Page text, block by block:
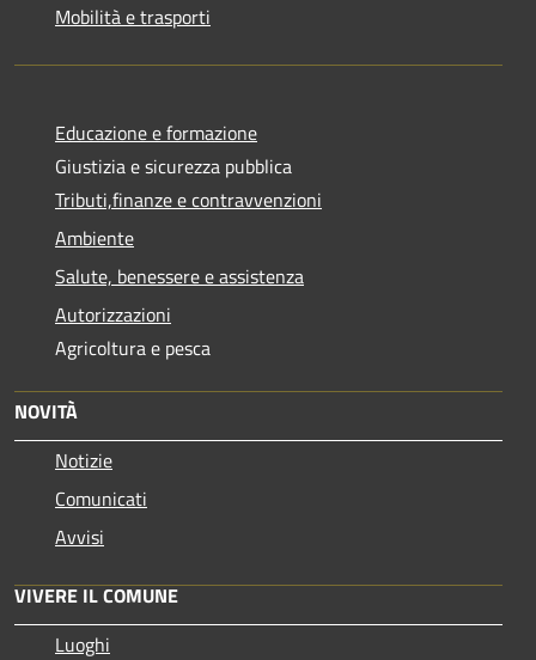
Mobilità e trasporti
Educazione e formazione
Giustizia e sicurezza pubblica
Tributi,finanze e contravvenzioni
Ambiente
Salute, benessere e assistenza
Autorizzazioni
Agricoltura e pesca
NOVITÀ
Notizie
Comunicati
Avvisi
VIVERE IL COMUNE
Luoghi